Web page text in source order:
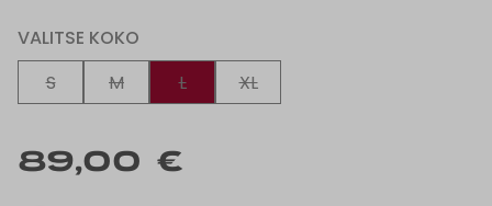
VALITSE KOKO
S
M L XL
89,00 €